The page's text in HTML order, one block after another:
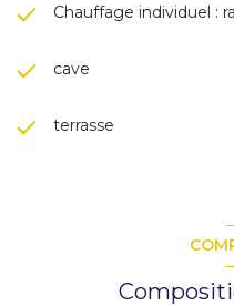
Chauffage individuel :
cave
terrasse